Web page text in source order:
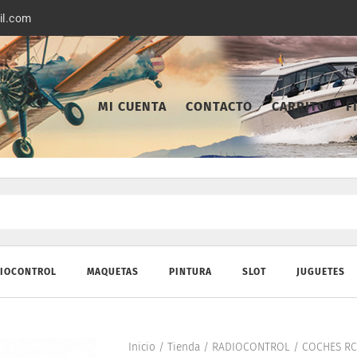
MI CUENTA CONTACTO CARRITO
MAQUETAS PINTURA SLOT JUGUETES
Inicio / Tienda/ RADIOCONTROL/ COCHES RC